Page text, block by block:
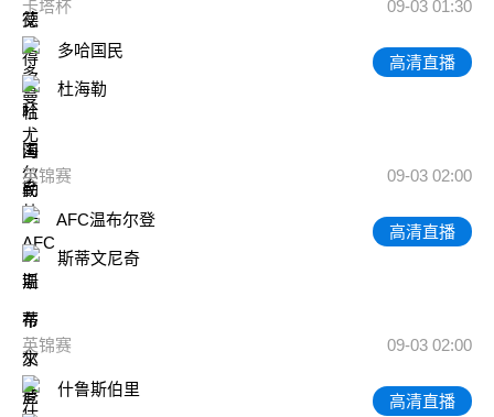
卡塔杯 09-03 01:30
多哈国民
杜海勒
高清直播
英锦赛 09-03 02:00
AFC温布尔登
斯蒂文尼奇
高清直播
英锦赛 09-03 02:00
什鲁斯伯里
高清直播